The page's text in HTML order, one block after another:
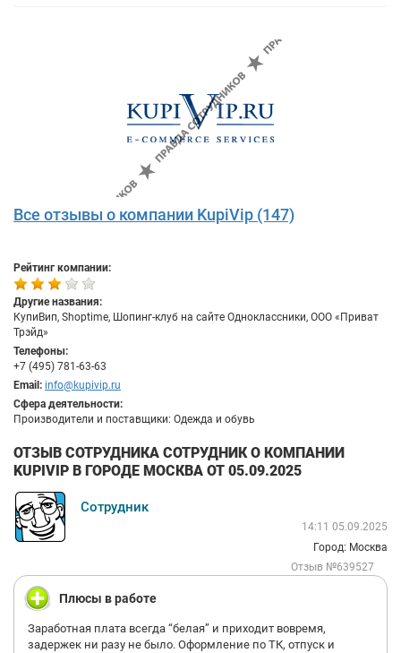
Все отзывы о компании KupiVip (147)
Рейтинг компании:
Другие названия:
КупиВип, Shoptime, Шопинг-клуб на сайте Одноклассники, ООО «Приват
Трэйд»
Телефоны:
+7 (495) 781-63-63
Email: info@kupivip.ru
Сфера деятельности:
Производители и поставщики: Одежда и обувь
ОТЗЫВ СОТРУДНИКА СОТРУДНИК О КОМПАНИИ
KUPIVIP В ГОРОДЕ МОСКВА ОТ 05.09.2025
Сотрудник
14:11 05.09.2025
Город: Москва
Отзыв №639527
Плюсы в работе
Заработная плата всегда “белая” и приходит вовремя,
задержек ни разу не было. Оформление по ТК, отпуск и